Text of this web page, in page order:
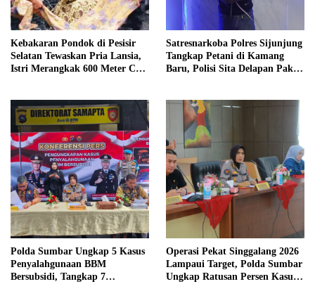
Kebakaran Pondok di Pesisir
Selatan Tewaskan Pria Lansia,
Istri Merangkak 600 Meter Cari
Satresnarkoba Polres Sijunjung
Tangkap Petani di Kamang
Baru, Polisi Sita Delapan Paket
Polda Sumbar Ungkap 5 Kasus
Penyalahgunaan BBM
Bersubsidi, Tangkap 7
Operasi Pekat Singgalang 2026
Lampaui Target, Polda Sumbar
Ungkap Ratusan Persen Kasus